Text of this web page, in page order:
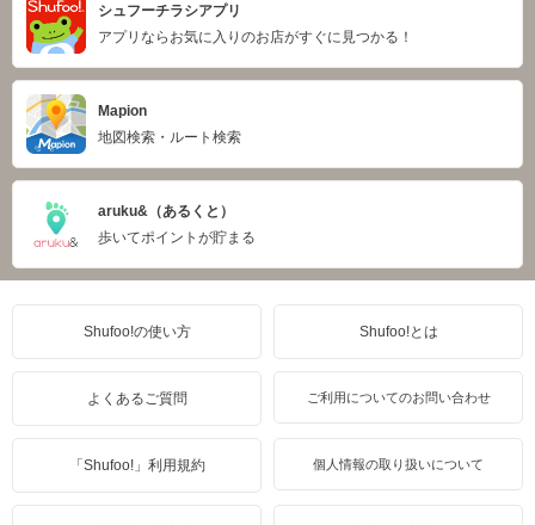
シュフーチラシアプリ
アプリならお気に入りのお店がすぐに見つかる！
Mapion
地図検索・ルート検索
aruku&（あるくと）
歩いてポイントが貯まる
Shufoo!の使い方 Shufoo!とは
よくあるご質問 ご利用についてのお問い合わせ
「Shufoo!」利用規約 個人情報の取り扱いについて